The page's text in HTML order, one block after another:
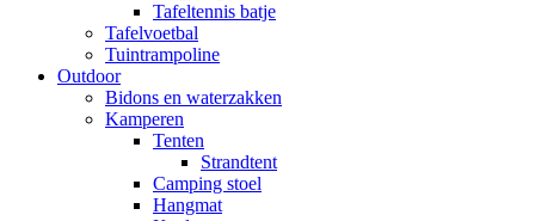
Tafeltennis batje
Tafelvoetbal
Tuintrampoline
Outdoor
Bidons en waterzakken
Kamperen
Tenten
Strandtent
Camping stoel
Hangmat